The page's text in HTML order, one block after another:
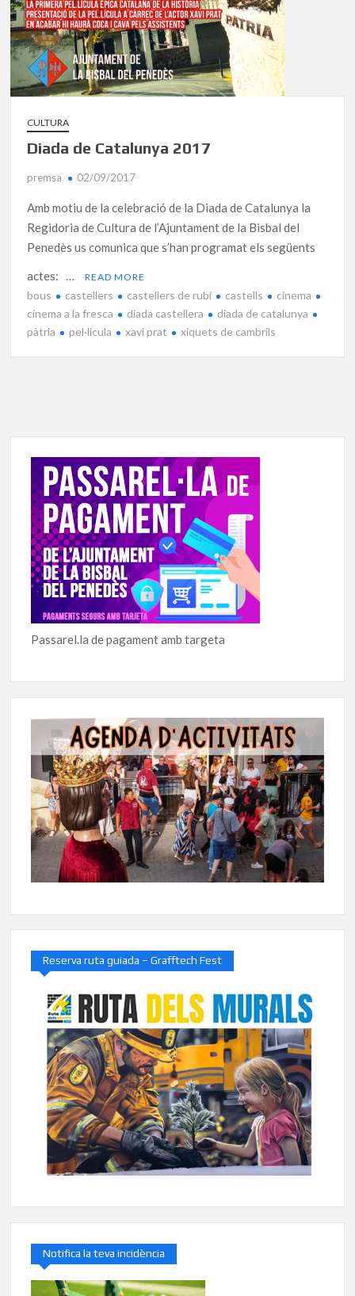
CULTURA
Diada de Catalunya 2017
premsa 02/09/2017
Amb motiu de la celebració de la Diada de Catalunya la
Regidoria de Cultura de l’Ajuntament de la Bisbal del
Penedès us comunica que s’han programat els següents
actes: …
READ MORE
bous castellers castellers de rubí castells
cinema
cinema a la fresca
diada castellera
diada de catalunya
pàtria
pel·lícula xavi prat xiquets de cambrils
Passarel.la de pagament amb targeta
Reserva ruta guiada – Grafftech Fest
Notifica la teva incidència